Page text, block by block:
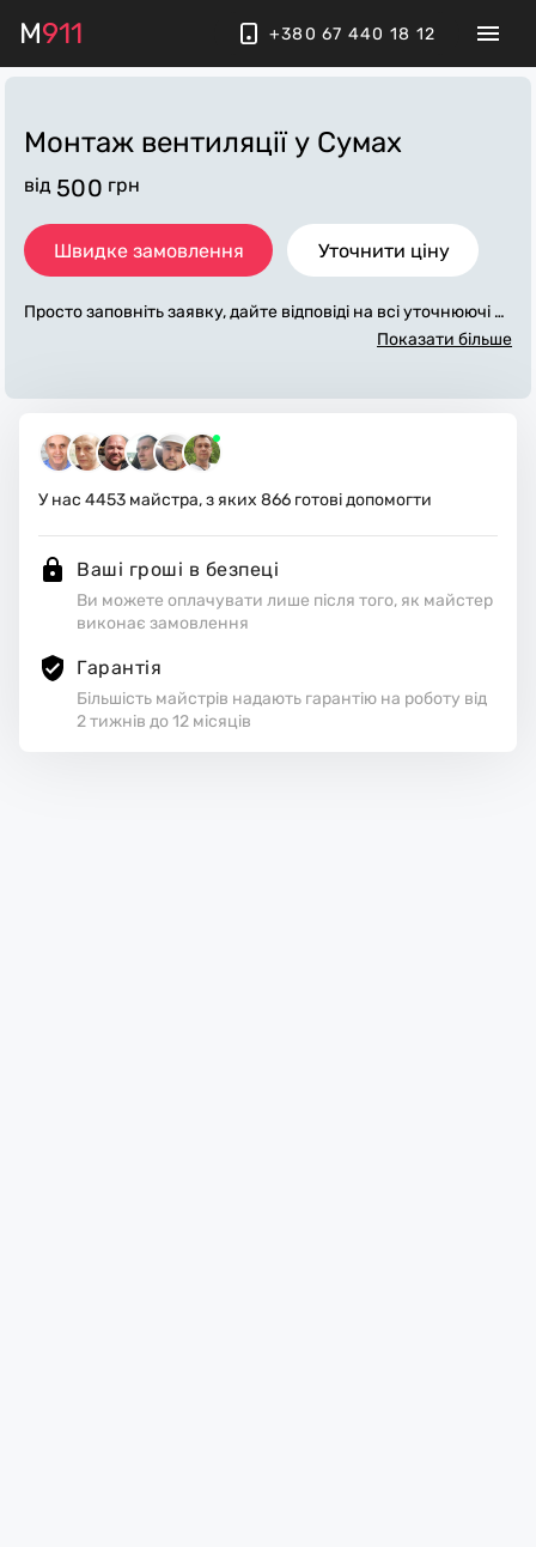
M911 +380 67 440 18 12
Монтаж вентиляціїу Сумах
від 500 грн
Швидке замовлення Уточнити ціну
Просто заповніть заявку, дайте відповіді на всі уточнюючі за
питання по «монтаж вентиляції». Ми зв'яжемося з вами пр
вці стежать за чистотою та прибирають робоче місце.
Показати більше
У нас 4453 майстра, з яких 866 готові допомогти
Ваші гроші в безпеці
Ви можете оплачувати лише після того, як майстер
виконає замовлення
Гарантія
Більшість майстрів надають гарантію на роботу від
2 тижнів до 12 місяців